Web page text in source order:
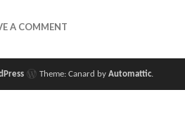
ზეგავლენასთან
A COMMENT
Theme: Canard by Automattic.